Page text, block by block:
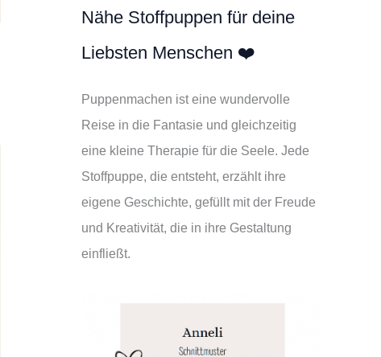
Nähe Stoffpuppen für deine
Liebsten Menschen ❤️
Puppenmachen ist eine wundervolle
Reise in die Fantasie und gleichzeitig
eine kleine Therapie für die Seele. Jede
Stoffpuppe, die entsteht, erzählt ihre
eigene Geschichte, gefüllt mit der Freude
und Kreativität, die in ihre Gestaltung
einfließt.